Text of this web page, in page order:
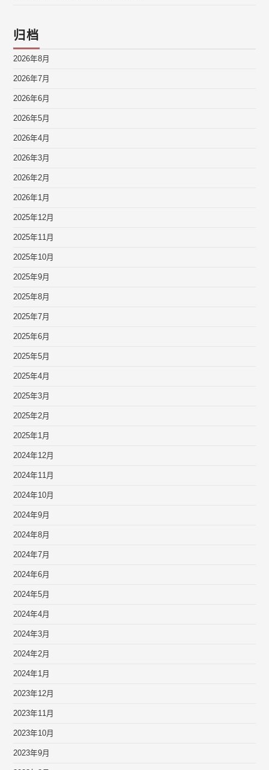
归档
2026年8月
2026年7月
2026年6月
2026年5月
2026年4月
2026年3月
2026年2月
2026年1月
2025年12月
2025年11月
2025年10月
2025年9月
2025年8月
2025年7月
2025年6月
2025年5月
2025年4月
2025年3月
2025年2月
2025年1月
2024年12月
2024年11月
2024年10月
2024年9月
2024年8月
2024年7月
2024年6月
2024年5月
2024年4月
2024年3月
2024年2月
2024年1月
2023年12月
2023年11月
2023年10月
2023年9月